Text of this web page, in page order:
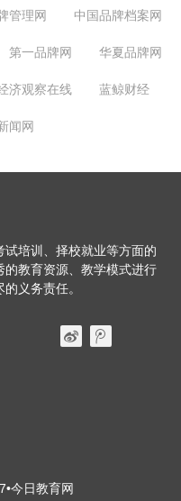
管理网 中国品牌档案网
第一品牌网 华夏品牌网
济观察在线 蓝鲸财经
闻网
培训、择校就业等方面的
教育资源、教学模式进行
义务责任。
今日教育网